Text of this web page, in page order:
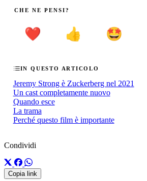
CHE NE PENSI?
❤️ 👍 🤩
IN QUESTO ARTICOLO
Jeremy Strong è Zuckerberg nel 2021
Un cast completamente nuovo
Quando esce
La trama
Perché questo film è importante
Condividi
Copia link